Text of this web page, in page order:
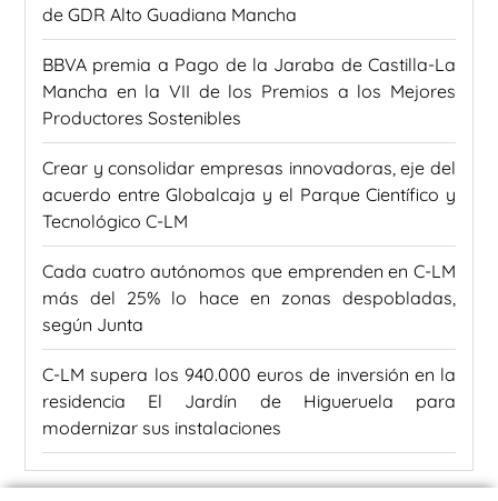
de GDR Alto Guadiana Mancha
BBVA premia a Pago de la Jaraba de Castilla-La
Mancha en la VII de los Premios a los Mejores
Productores Sostenibles
Crear y consolidar empresas innovadoras, eje del
acuerdo entre Globalcaja y el Parque Científico y
Tecnológico C-LM
Cada cuatro autónomos que emprenden en C-LM
más del 25% lo hace en zonas despobladas,
según Junta
C-LM supera los 940.000 euros de inversión en la
residencia El Jardín de Higueruela para
modernizar sus instalaciones